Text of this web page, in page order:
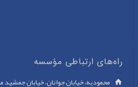
راه‌های ارتباطی مؤسسه